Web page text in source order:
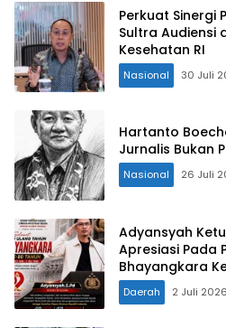
Perkuat Sinergi
Sultra Audiensi
Kesehatan RI
Nasional 30 Juli
Hartanto
Jurnalis Bukan
Nasional 26 Juli
Adyansyah
Apresiasi Pada
Bhayangkara
Daerah 2 Juli 2026